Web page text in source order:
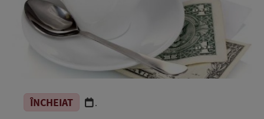
ÎNCHEIAT .